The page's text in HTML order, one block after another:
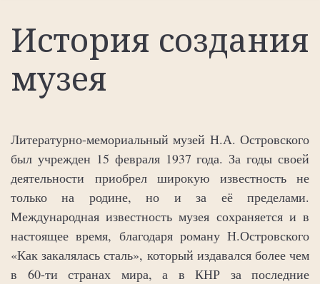
История создания
музея
Литературно-мемориальный музей Н.А. Островского
был учрежден 15 февраля 1937 года. За годы своей
деятельности приобрел широкую известность не
только на родине, но и за её пределами.
Международная известность музея сохраняется и в
настоящее время, благодаря роману Н.Островского
«Как закалялась сталь», который издавался более чем
в 60-ти странах мира, а в КНР за последние